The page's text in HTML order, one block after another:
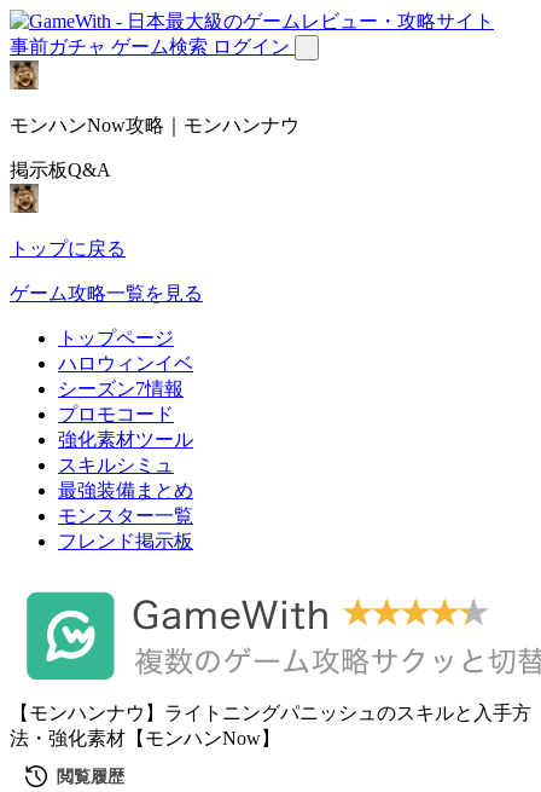
事前ガチャ ゲーム検索 ログイン
モンハンNow攻略｜モンハンナウ
掲示板Q&A
トップに戻る
ゲーム攻略一覧を見る
トップページ
ハロウィンイベ
シーズン7情報
プロモコード
強化素材ツール
スキルシミュ
最強装備まとめ
モンスター一覧
フレンド掲示板
【モンハンナウ】ライトニングパニッシュのスキルと入手方
法・強化素材【モンハンNow】